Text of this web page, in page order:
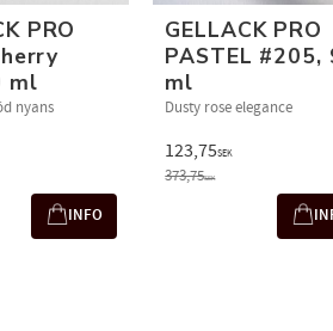
PRO
ml
nyans
INFO
GELLACK PRO
PASTEL #205,
ml
Dusty rose elegance
123,75SEK
373,75SEK